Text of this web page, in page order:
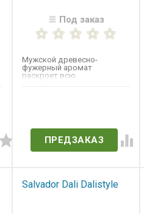
Под заказ
Мужской древесно-
фужерный аромат
раскроет всю
ПРЕДЗАКАЗ
Salvador Dali Dalistyle